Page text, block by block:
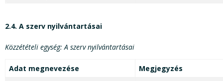
2.4. A szerv nyilvántartásai
Közzétételi egység: A szerv nyilvántartásai
Adat megnevezése
Megjegyzés